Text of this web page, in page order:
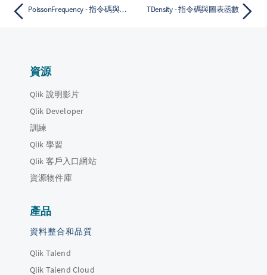
PoissonFrequency - 指令碼與圖表函數 TDensity - 指令碼與圖表函數
資源
Qlik 說明影片
Qlik Developer
訓練
Qlik 學習
Qlik 客戶入口網站
資源物件庫
產品
資料整合和品質
Qlik Talend
Qlik Talend Cloud